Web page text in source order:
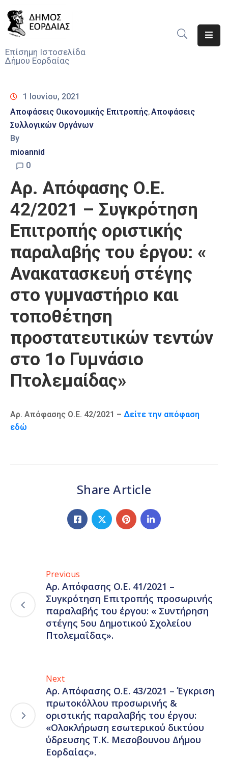
Επίσημη Ιστοσελίδα
Δήμου Εορδαίας
Νέα
Υπηρεσίες
Του
Δήμου
Αποφάσεις
Τηλέφωνα
1 Ιουνίου, 2021
Αποφάσεις Οικονομικής Επιτροπής‚Αποφάσεις
Συλλογικών Οργάνων
By
mioannid
0
Αρ. Απόφασης Ο.Ε.
42/2021 – Συγκρότηση
Επιτροπής οριστικής
παραλαβής του έργου: «
Ανακατασκευή στέγης
στο γυμναστήριο και
τοποθέτηση
προστατευτικών τεντών
στο 1ο Γυμνάσιο
Πτολεμαίδας»
Αρ. Απόφασης Ο.Ε. 42/2021 – Δείτε την απόφαση
εδώ
Share Article
Previous
Αρ. Απόφασης Ο.Ε. 41/2021 –
Συγκρότηση Επιτροπής προσωρινής
παραλαβής του έργου: « Συντήρηση
στέγης 5ου Δημοτικού Σχολείου
Πτολεμαΐδας».
Next
Αρ. Απόφασης Ο.Ε. 43/2021 – Έγκριση
πρωτοκόλλου προσωρινής &
οριστικής παραλαβής του έργου:
«Ολοκλήρωση εσωτερικού δικτύου
ύδρευσης Τ.Κ. Μεσοβουνου Δήμου
Εορδαίας».